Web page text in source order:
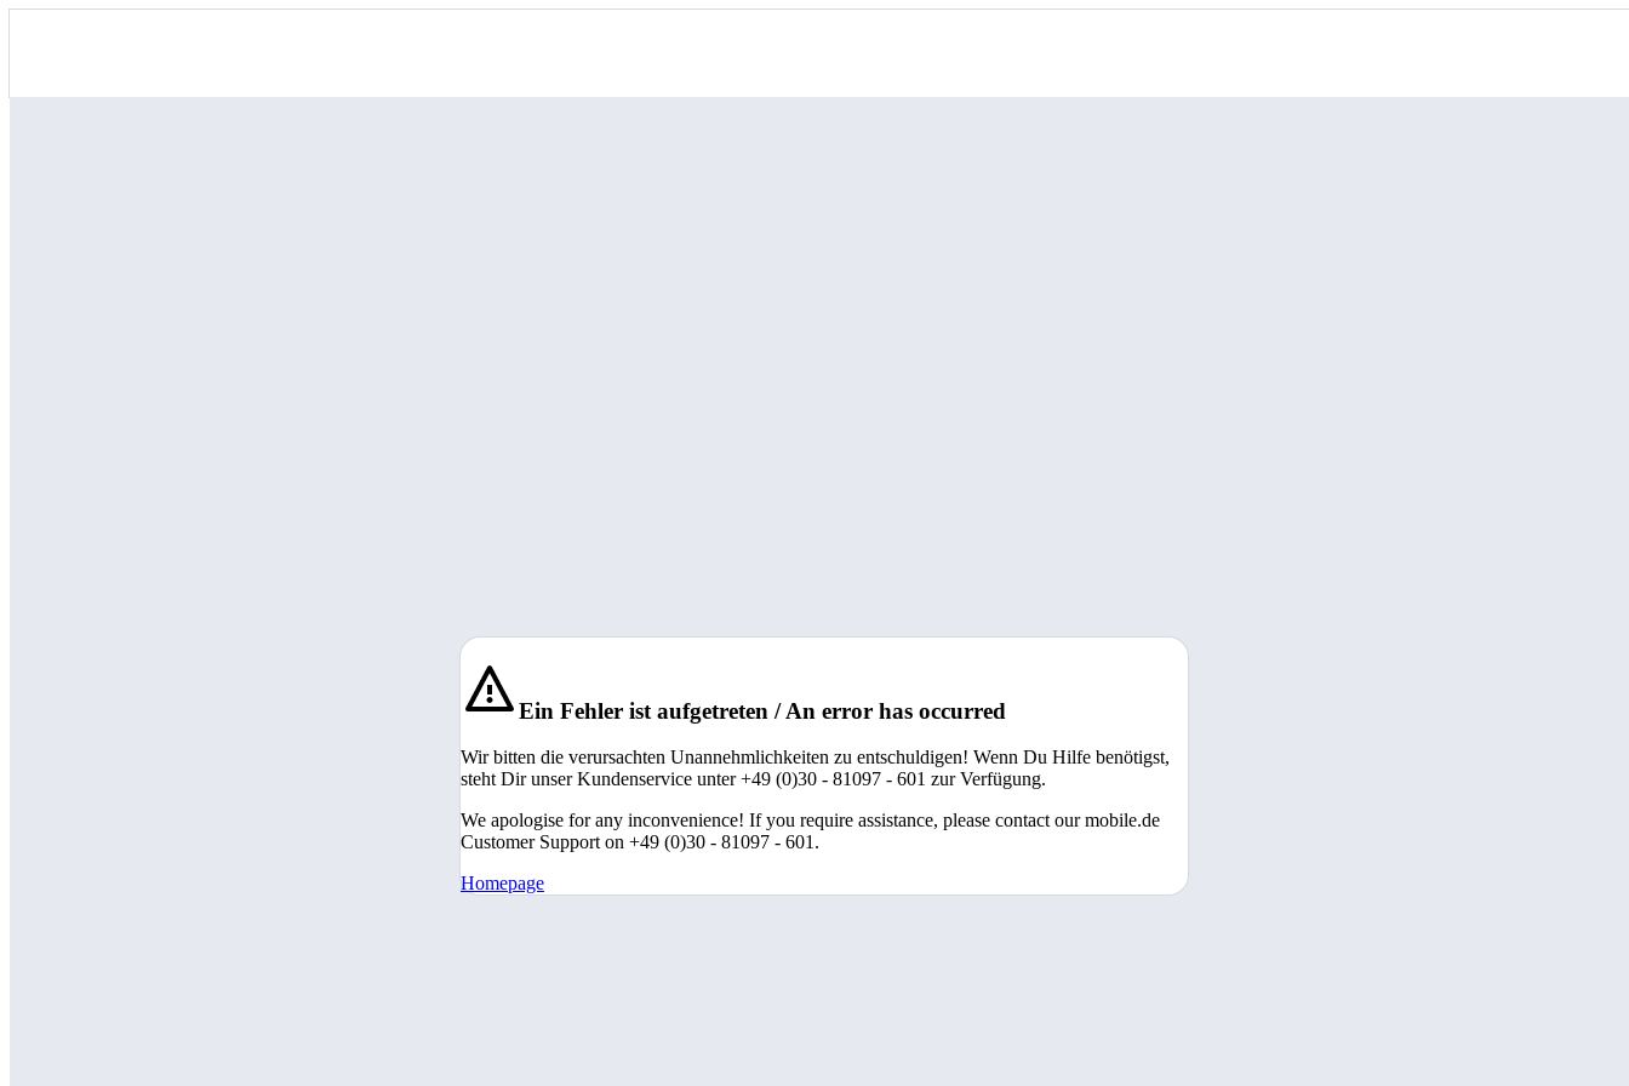
Ein Fehler ist aufgetreten / An error has occurred
Wir bitten die verursachten Unannehmlichkeiten zu entschuldigen! Wenn Du Hilfe benötigst,
steht Dir unser Kundenservice unter +49 (0)30 - 81097 - 601 zur Verfügung.
We apologise for any inconvenience! If you require assistance, please contact our mobile.de
Customer Support on +49 (0)30 - 81097 - 601.
Homepage